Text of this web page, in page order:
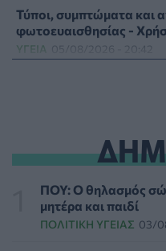
Τύποι, συμπτώματα και
φωτοευαισθησίας -
ΥΓΕΊΑ 05/08/2026 - 20:42
Γεωργιάδης: «Αλλάζει ο
διακομιδών στη Στερεά
ασθενοφόρα»
ΠΟΛΙΤΙΚΉ ΥΓΕΊΑΣ 05/08/
ΠΟΥ: Ο θηλασμός
μητέρα και παιδί
ΠΟΛΙΤΙΚΉ ΥΓΕΊΑΣ 03/